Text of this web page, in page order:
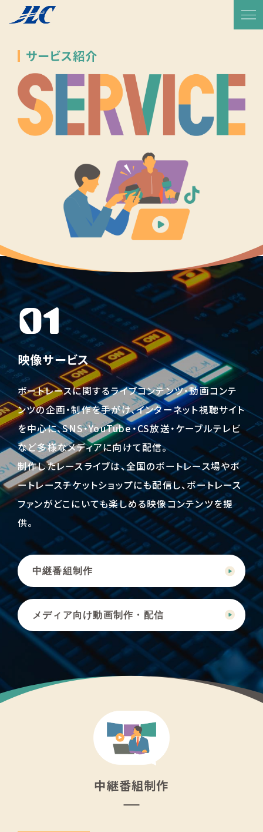
サービス紹介
実績一覧
JLCについて
代表メッセージ
会社概要
会社沿革
CSR活動
採用情報
ニュースリリース
Q&A
ご意見・ご感想
サービス紹介
01
映像サービス
ボートレースに関するライブコンテンツ・動画コンテ
ンツの企画・制作を手がけ、インターネット視聴サイト
を中心に、SNS・YouTube・CS放送・ケーブルテレビ
など多様なメディアに向けて配信。
制作したレースライブは、全国のボートレース場やボ
ートレースチケットショップにも配信し、ボートレース
ファンがどこにいても楽しめる映像コンテンツを提
供。
中継番組制作
メディア向け動画制作・配信
中継番組制作